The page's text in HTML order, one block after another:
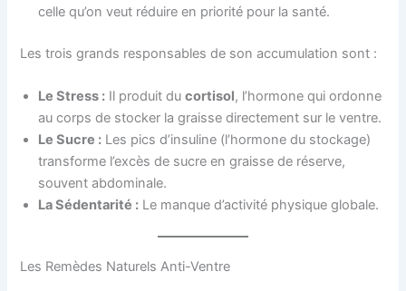
celle qu’on veut réduire en priorité pour la santé.
Les trois grands responsables de son accumulation sont :
Le Stress : Il produit ducortisol, l’hormone qui ordonne
au corps de stocker la graisse directement sur le ventre.
Le Sucre : Les pics d’insuline (l’hormone du stockage)
transforme l’excès de sucre en graisse de réserve,
souvent abdominale.
La Sédentarité : Le manque d’activité physique globale.
Les Remèdes Naturels Anti-Ventre